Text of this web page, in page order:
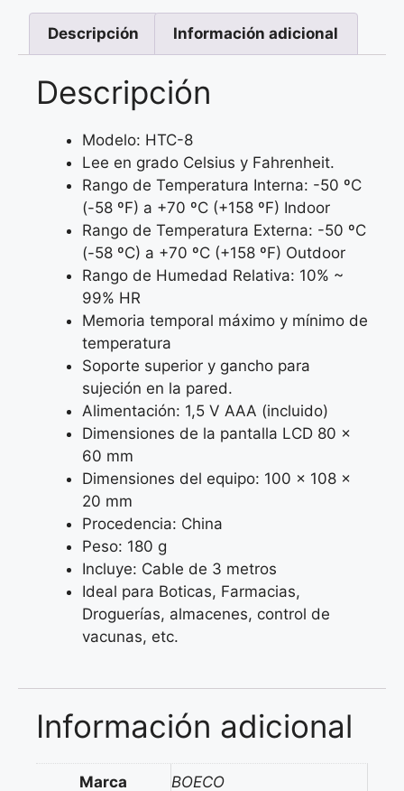
Descripción Información adicional
Descripción
Modelo: HTC-8
Lee en grado Celsius y Fahrenheit.
Rango de Temperatura Interna: -50 ºC
(-58 ºF) a +70 ºC (+158 ºF) Indoor
Rango de Temperatura Externa: -50 ºC
(-58 ºC) a +70 ºC (+158 ºF) Outdoor
Rango de Humedad Relativa: 10% ~
99% HR
Memoria temporal máximo y mínimo de
temperatura
Soporte superior y gancho para
sujeción en la pared.
Alimentación: 1,5 V AAA (incluido)
Dimensiones de la pantalla LCD 80 x
60 mm
Dimensiones del equipo: 100 x 108 x
20 mm
Procedencia: China
Peso: 180 g
Incluye: Cable de 3 metros
Ideal para Boticas, Farmacias,
Droguerías, almacenes, control de
vacunas, etc.
Información adicional
Marca BOECO